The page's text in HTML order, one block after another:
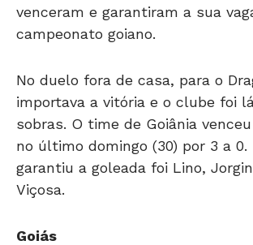
venceram e garantiram a sua
campeonato goiano.
No duelo fora de casa, para o
importava a vitória e o clube foi
sobras. O time de Goiânia
no último domingo (30) por 3 a 0.
garantiu a goleada foi Lino,
Viçosa.
Goiás